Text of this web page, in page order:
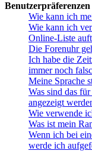
Wie kann ich
Wie kann ich
Online-Liste
Die Forenuhr
Ich habe die
immer noch
Meine Sprache
Was sind das
angezeigt
Wie verwende
Was ist mein
Wenn ich bei
werde ich